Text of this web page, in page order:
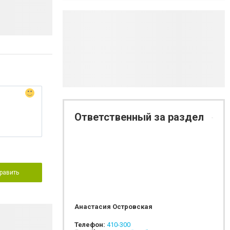
Ответственный за раздел
Анастасия Островская
Телефон: 410-300